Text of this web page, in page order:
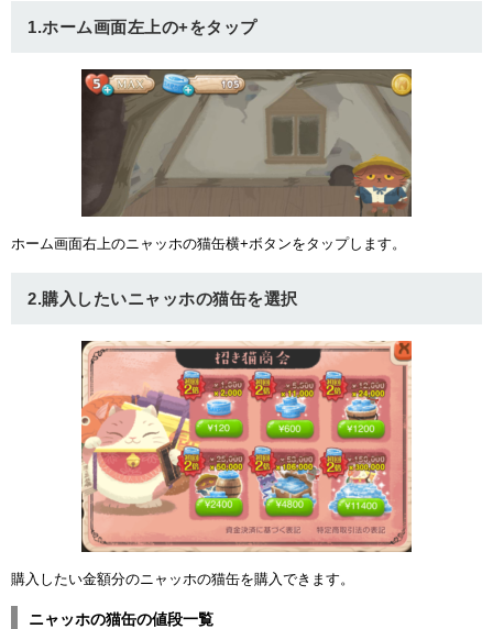
1.ホーム画面左上の+をタップ
ホーム画面右上のニャッホの猫缶横+ボタンをタップします。
2.購入したいニャッホの猫缶を選択
購入したい金額分のニャッホの猫缶を購入できます。
ニャッホの猫缶の値段一覧